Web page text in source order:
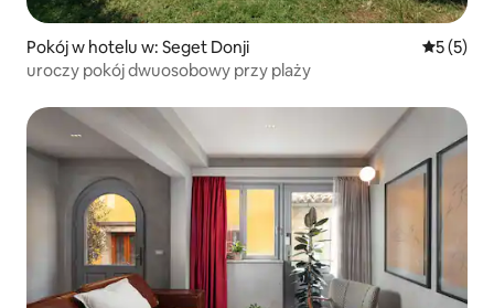
Pokój w hotelu w: Seget Donji Średnia
5 (5)
uroczy pokój dwuosobowy przy plaży